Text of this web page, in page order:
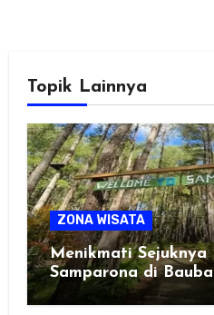
Topik Lainnya
ZONA WISATA
Menikmati Sejuknya
Samparona di
Healing Favorit!